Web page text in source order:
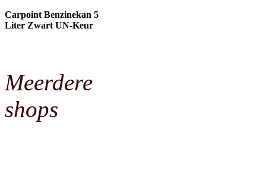
Carpoint Benzinekan 5
Liter Zwart UN-Keur
Meerdere
shops